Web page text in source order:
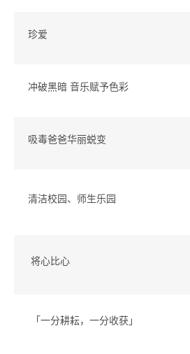
珍爱
冲破黑暗 音乐赋予色彩
吸毒爸爸华丽蜕变
清洁校园、师生乐园
将心比心
「一分耕耘，一分收获」